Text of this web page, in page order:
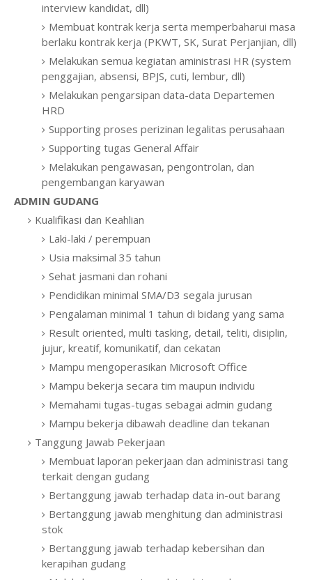
interview kandidat, dll)
Membuat kontrak kerja serta memperbaharui masa
berlaku kontrak kerja (PKWT, SK, Surat Perjanjian, dll)
Melakukan semua kegiatan aministrasi HR (system
penggajian, absensi, BPJS, cuti, lembur, dll)
Melakukan pengarsipan data-data Departemen
HRD
Supporting proses perizinan legalitas perusahaan
Supporting tugas General Affair
Melakukan pengawasan, pengontrolan, dan
pengembangan karyawan
ADMIN GUDANG
Kualifikasi dan Keahlian
Laki-laki / perempuan
Usia maksimal 35 tahun
Sehat jasmani dan rohani
Pendidikan minimal SMA/D3 segala jurusan
Pengalaman minimal 1 tahun di bidang yang sama
Result oriented, multi tasking, detail, teliti, disiplin,
jujur, kreatif, komunikatif, dan cekatan
Mampu mengoperasikan Microsoft Office
Mampu bekerja secara tim maupun individu
Memahami tugas-tugas sebagai admin gudang
Mampu bekerja dibawah deadline dan tekanan
Tanggung Jawab Pekerjaan
Membuat laporan pekerjaan dan administrasi tang
terkait dengan gudang
Bertanggung jawab terhadap data in-out barang
Bertanggung jawab menghitung dan administrasi
stok
Bertanggung jawab terhadap kebersihan dan
kerapihan gudang